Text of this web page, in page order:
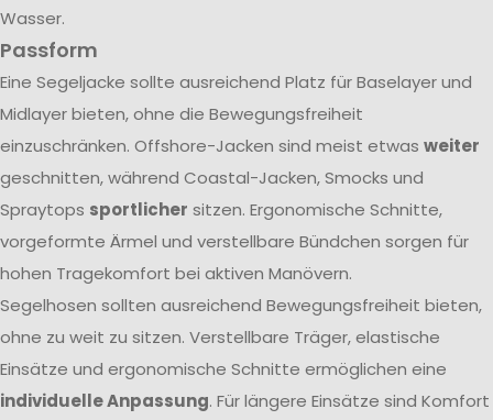
Wasser.
Passform
Eine Segeljacke sollte ausreichend Platz für Baselayer und
Midlayer bieten, ohne die Bewegungsfreiheit
einzuschränken. Offshore-Jacken sind meist etwas weiter
geschnitten, während Coastal-Jacken, Smocks und
Spraytops sportlicher sitzen. Ergonomische Schnitte,
vorgeformte Ärmel und verstellbare Bündchen sorgen für
hohen Tragekomfort bei aktiven Manövern.
Segelhosen sollten ausreichend Bewegungsfreiheit bieten,
ohne zu weit zu sitzen. Verstellbare Träger, elastische
Einsätze und ergonomische Schnitte ermöglichen eine
individuelle Anpassung. Für längere Einsätze sind Komfort